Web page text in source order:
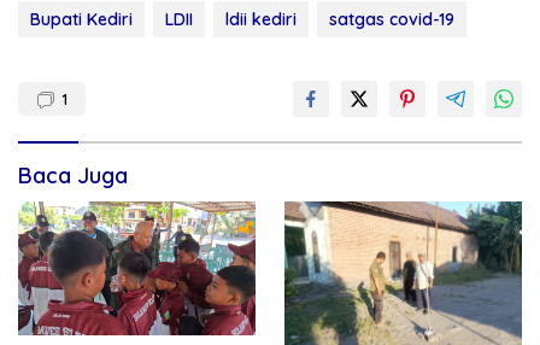
Bupati Kediri LDII ldii kediri satgas covid-19
1
Baca Juga